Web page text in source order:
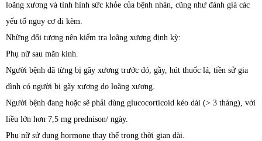
loãng xương và tình hình sức khỏe của bệnh nhân, cũng như đánh giá các
yếu tố nguy cơ đi kèm.
Những đối tượng nên kiểm tra loãng xương định kỳ:
Phụ nữ sau mãn kinh.
Người bệnh đã từng bị gãy xương trước đó, gầy, hút thuốc lá, tiền sử gia
đình có người bị gãy xương do loãng xương.
Người bệnh đang hoặc sẽ phải dùng glucocorticoid kéo dài (> 3 tháng), với
liều lớn hơn 7,5 mg prednison/ ngày.
Phụ nữ sử dụng hormone thay thế trong thời gian dài.